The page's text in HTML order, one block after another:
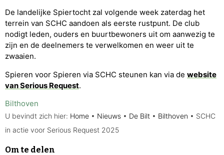
De landelijke Spiertocht zal volgende week zaterdag het
terrein van SCHC aandoen als eerste rustpunt. De club
nodigt leden, ouders en buurtbewoners uit om aanwezig te
zijn en de deelnemers te verwelkomen en weer uit te
zwaaien.
Spieren voor Spieren via SCHC steunen kan via de website
van Serious Request.
Bilthoven
U bevindt zich hier: Home • Nieuws • De Bilt • Bilthoven • SCHC
in actie voor Serious Request 2025
Om te delen